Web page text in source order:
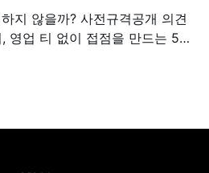
지 않을까? 사전규격공개 의견
영업 티 없이 접점을 만드는 5가